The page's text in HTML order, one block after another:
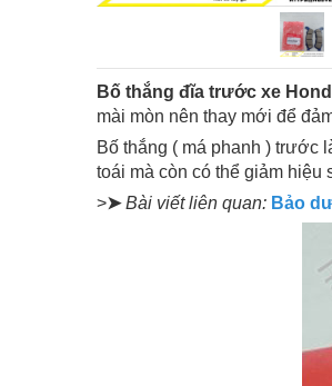
Bố thắng đĩa trước xe
mài mòn nên thay mới để
Bố thắng ( má phanh ) trước
toái mà còn có thể giảm hiệu
>➤Bài viết liên quan: Bảo